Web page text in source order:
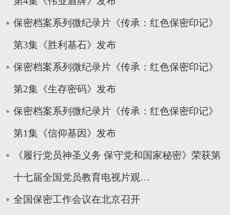
保密档案系列微纪录片《传承：红色保密印记》
第3集《胜利基石》发布
保密档案系列微纪录片《传承：红色保密印记》
第2集《生存密码》发布
保密档案系列微纪录片《传承：红色保密印记》
第1集《信仰基因》发布
《履行党员神圣义务 保守党和国家秘密》荣获第
十七届全国党员教育电视片观…
全国保密工作会议在北京召开